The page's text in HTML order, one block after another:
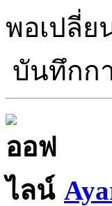
พอเปลี่
บันทึกก